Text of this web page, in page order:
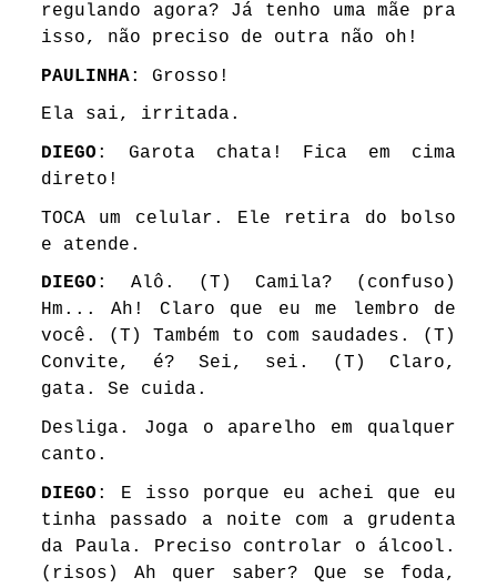
regulando agora? Já tenho uma mãe pra
isso, não preciso de outra não oh!
PAULINHA: Grosso!
Ela sai, irritada.
DIEGO : Garota chata! Fica em cima
direto!
TOCA um celular. Ele retira do bolso
e atende.
DIEGO : Alô. (T) Camila? (confuso)
Hm... Ah! Claro que eu me lembro de
você. (T) Também to com saudades. (T)
Convite, é? Sei, sei. (T) Claro,
gata. Se cuida.
Desliga. Joga o aparelho em qualquer
canto.
DIEGO : E isso porque eu achei que eu
tinha passado a noite com a grudenta
da Paula. Preciso controlar o álcool.
(risos) Ah quer saber? Que se foda,